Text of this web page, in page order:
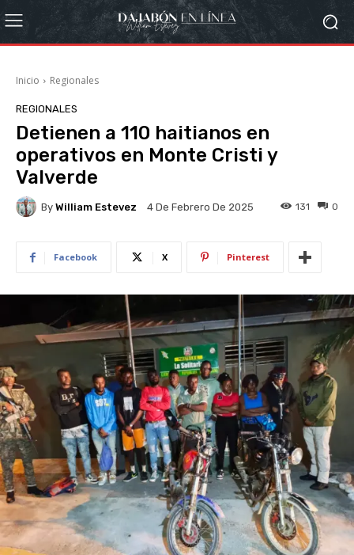
Inicio Regionales
REGIONALES
Detienen a 110 haitianos en
operativos en Monte Cristi y
Valverde
By William Estevez 4 De Febrero De 2025 0
131
Facebook X Pinterest